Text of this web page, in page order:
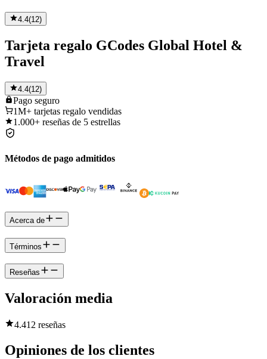
4.4(12)
Tarjeta regalo GCodes Global Hotel &
Travel
4.4(12)
Pago seguro
1M+ tarjetas regalo vendidas
1.000+ reseñas de 5 estrellas
Métodos de pago admitidos
Acerca de
Términos
Reseñas
Valoración media
4.412 reseñas
Opiniones de los clientes